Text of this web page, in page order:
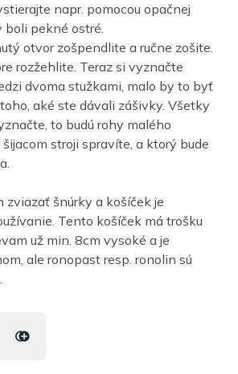
napr. pomocou opačnej
boli pekné ostré.
otvor zošpendlite a ručne zošite.
rozžehlite. Teraz si vyznačte
dvoma stužkami, malo by to byť
aké ste dávali zášivky. Všetky
to budú rohy malého
stroji spravíte, a ktorý bude
zviazať šnúrky a košíček je
Tento košíček má trošku
už min. 8cm vysoké a je
ale ronopast resp. ronolin sú